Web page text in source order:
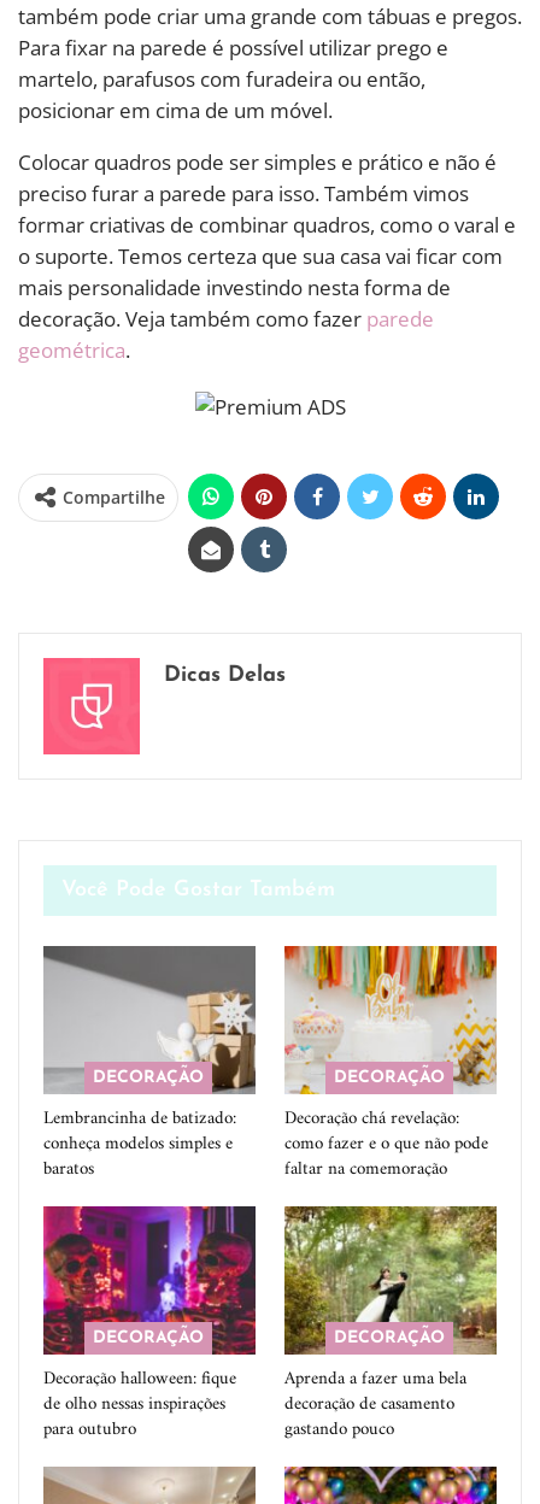
também pode criar uma grande com tábuas e pregos.
Para fixar na parede é possível utilizar prego e
martelo, parafusos com furadeira ou então,
posicionar em cima de um móvel.
Colocar quadros pode ser simples e prático e não é
preciso furar a parede para isso. Também vimos
formar criativas de combinar quadros, como o varal e
o suporte. Temos certeza que sua casa vai ficar com
mais personalidade investindo nesta forma de
decoração. Veja também como fazer parede
geométrica.
Compartilhe
Dicas Delas
Você Pode Gostar Também
DECORAÇÃO
Lembrancinha de batizado:
conheça modelos simples e
baratos
DECORAÇÃO
Decoração chá revelação:
como fazer e o que não pode
faltar na comemoração
DECORAÇÃO
Decoração halloween: fique
de olho nessas inspirações
para outubro
DECORAÇÃO
Aprenda a fazer uma bela
decoração de casamento
gastando pouco